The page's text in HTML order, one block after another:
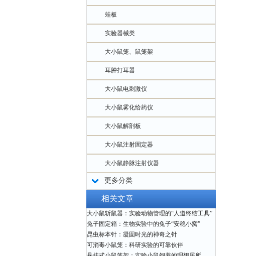
蛙板
实验器械类
大小鼠笼、鼠笼架
耳肿打耳器
大小鼠电刺激仪
大小鼠雾化给药仪
大小鼠解剖板
大小鼠注射固定器
大小鼠静脉注射仪器
更多分类
相关文章
大小鼠斩鼠器：实验动物管理的“人道终结工具”
兔子固定箱：生物实验中的兔子“安稳小窝”
昆虫标本针：凝固时光的神奇之针
可消毒小鼠笼：科研实验的可靠伙伴